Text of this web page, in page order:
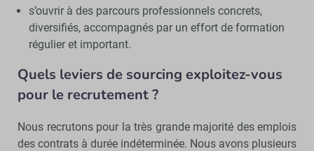
s’ouvrir à des parcours professionnels concrets,
diversifiés, accompagnés par un effort de formation
régulier et important.
Quels leviers de sourcing exploitez-vous
pour le recrutement ?
Nous recrutons pour la très grande majorité des emplois
des contrats à durée indéterminée. Nous avons plusieurs